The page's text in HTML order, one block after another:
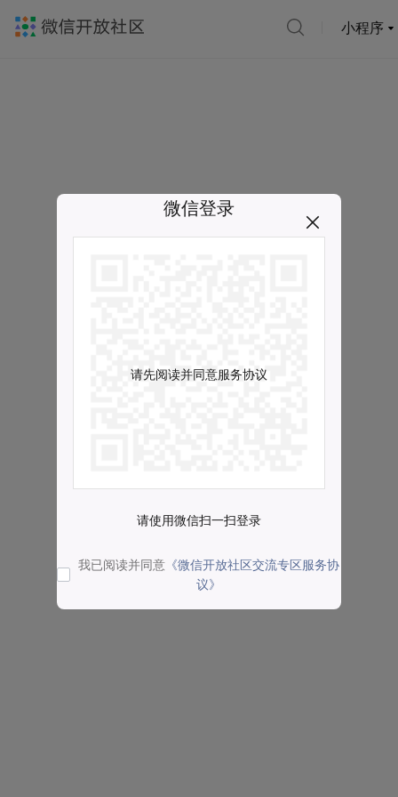
小程序
微信登录
请先阅读并同意服务协议
请使用微信扫一扫登录
我已阅读并同意 《微信开放社区交流专区服务协
议》